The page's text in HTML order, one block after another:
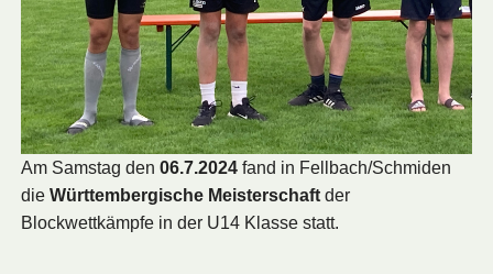
Am Samstag den 06.7.2024fand in Fellbach/Schmiden
die Württembergische Meisterschaftder
Blockwettkämpfe in der U14 Klasse statt.